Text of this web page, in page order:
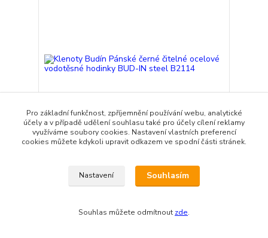
vodotěsné hodinky BUD-IN steel B2114
1 590 Kč Skladem
Pro základní funkčnost, zpříjemnění používání webu, analytické
účely a v případě udělení souhlasu také pro účely cílení reklamy
využíváme soubory cookies. Nastavení vlastních preferencí
cookies můžete kdykoli upravit odkazem ve spodní části stránek.
Nastavení Souhlasím
Souhlas můžete odmítnout zde.